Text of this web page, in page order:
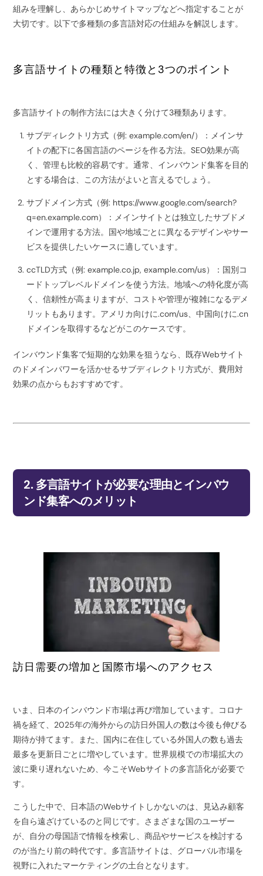
組みを理解し、あらかじめサイトマップなどへ指定することが
大切です。以下で多種類の多言語対応の仕組みを解説します。
多言語サイトの種類と特徴と3つのポイント
多言語サイトの制作方法には大きく分けて3種類あります。
サブディレクトリ方式（例: example.com/en/）：メインサ
イトの配下に各国言語のページを作る方法。SEO効果が高
く、管理も比較的容易です。通常、インバウンド集客を目的
とする場合は、この方法がよいと言えるでしょう。
サブドメイン方式（例: https://www.google.com/search?
q=en.example.com）：メインサイトとは独立したサブドメ
インで運用する方法。国や地域ごとに異なるデザインやサー
ビスを提供したいケースに適しています。
ccTLD方式（例: example.co.jp, example.com/us）：国別コ
ードトップレベルドメインを使う方法。地域への特化度が高
く、信頼性が高まりますが、コストや管理が複雑になるデメ
リットもあります。アメリカ向けに.com/us、中国向けに.cn
ドメインを取得するなどがこのケースです。
インバウンド集客で短期的な効果を狙うなら、既存Webサイト
のドメインパワーを活かせるサブディレクトリ方式が、費用対
効果の点からもおすすめです。
2. 多言語サイトが必要な理由とインバウ
ンド集客へのメリット
訪日需要の増加と国際市場へのアクセス
いま、日本のインバウンド市場は再び増加しています。コロナ
禍を経て、2025年の海外からの訪日外国人の数は今後も伸びる
期待が持てます。また、国内に在住している外国人の数も過去
最多を更新日ごとに増やしています。世界規模での市場拡大の
波に乗り遅れないため、今こそWebサイトの多言語化が必要で
す。
こうした中で、日本語のWebサイトしかないのは、見込み顧客
を自ら遠ざけているのと同じです。さまざまな国のユーザー
が、自分の母国語で情報を検索し、商品やサービスを検討する
のが当たり前の時代です。多言語サイトは、グローバル市場を
視野に入れたマーケティングの土台となります。